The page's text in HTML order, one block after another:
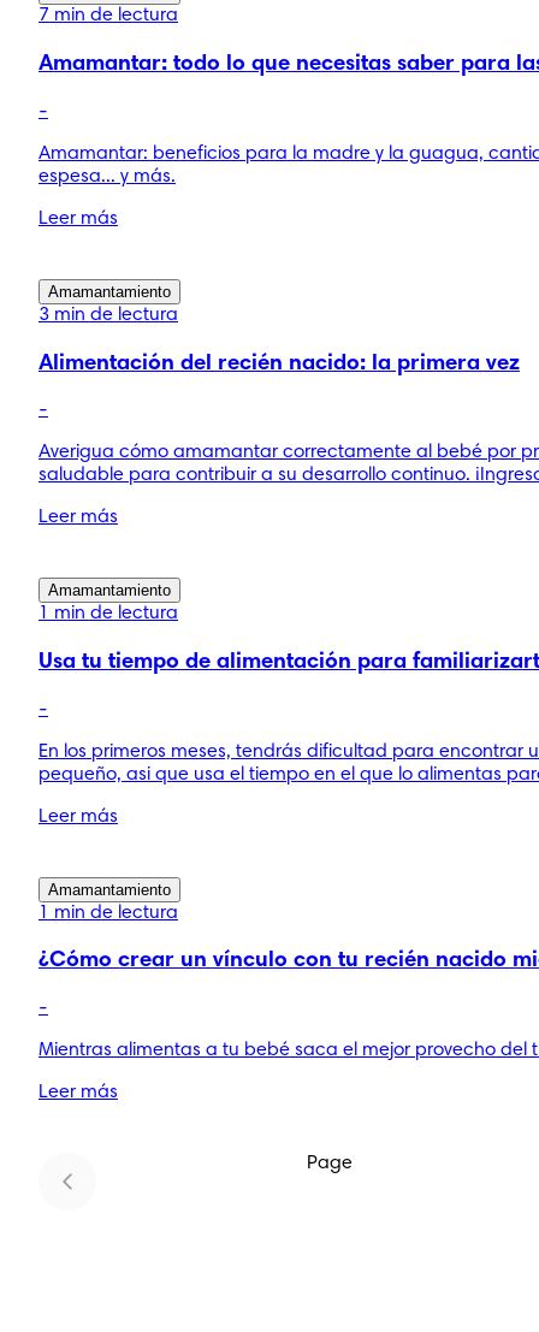
7 min de lectura
Amamantar: todo lo que necesitas saber para
-
Amamantar: beneficios para la madre y la guagua,
espesa... y más.
Leer más
Amamantamiento
3 min de lectura
Alimentación del recién nacido: la primera vez
-
Averigua cómo amamantar correctamente al bebé por
saludable para contribuir a su desarrollo continuo.
Leer más
Amamantamiento
1 min de lectura
Usa tu tiempo de alimentación para
-
En los primeros meses, tendrás dificultad para encontrar
pequeño, asi que usa el tiempo en el que lo alimentas
Leer más
Amamantamiento
1 min de lectura
¿Cómo crear un vínculo con tu recién nacido
-
Mientras alimentas a tu bebé saca el mejor provecho
Leer más
Page